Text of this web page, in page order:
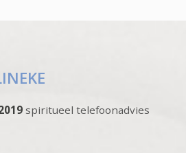
spiritueel telefoonadvies